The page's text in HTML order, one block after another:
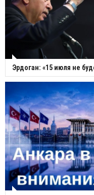
Эрдоган: «15 июля не